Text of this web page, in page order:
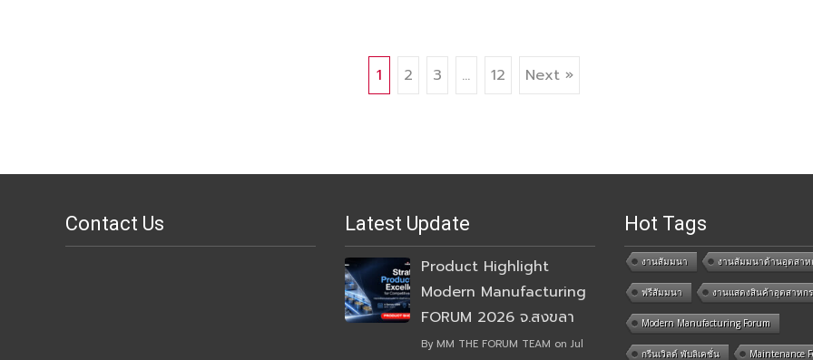
1 2 3 … 12 Next »
Contact Us Latest Update
Product Highlight
Modern Manufacturing
FORUM 2026 จ.สงขลา
By MM THE FORUM TEAM on Jul
Hot Tags
งานสัมมนา งานสัมมนาด้านอุตสาห
ฟรีสัมมนา งานแสดงสินค้าอุตสาหก
Modern Manufacturing Forum
กรีนเวิลด์ พับลิเคชั่น Maintenance